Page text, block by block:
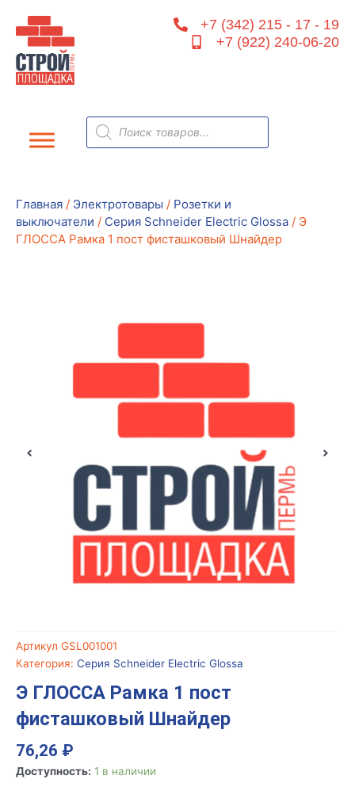
содержимому
+7 (342) 215 - 17 - 19
+7 (922) 240-06-20
Поиск
товаров
Главная / Электротовары / Розетки и
выключатели / Серия Schneider Electric Glossa / Э
ГЛОССА Рамка 1 пост фисташковый Шнайдер
Артикул GSL001001
Категория: Серия Schneider Electric Glossa
Э ГЛОССА Рамка 1 пост
фисташковый Шнайдер
76,26 ₽
Доступность: 1 в наличии
Количество